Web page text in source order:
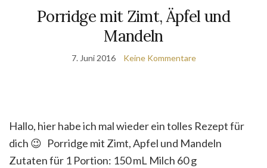
Porridge mit Zimt, Äpfel und
Mandeln
7. Juni 2016 Keine Kommentare
Hallo, hier habe ich mal wieder ein tolles Rezept für
dich 😉 Porridge mit Zimt, Apfel und Mandeln
Zutaten für 1 Portion: 150 mL Milch 60 g